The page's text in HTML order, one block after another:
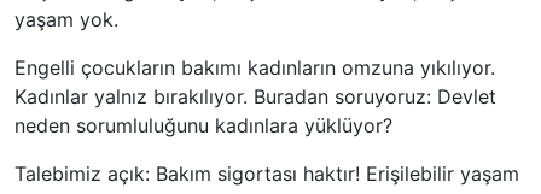
yaşam yok.
Engelli çocukların bakımı kadınların omzuna yıkılıyor.
Kadınlar yalnız bırakılıyor. Buradan soruyoruz: Devlet
neden sorumluluğunu kadınlara yüklüyor?
Talebimiz açık: Bakım sigortası haktır! Erişilebilir yaşam